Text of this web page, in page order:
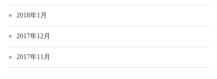
2018年1月
2017年12月
2017年11月